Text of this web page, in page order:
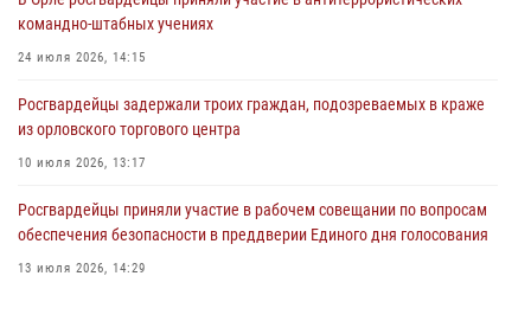
31 июля 2026, 13:16
командно-штабных учениях
24 июля 2026, 14:15
Росгвардейцы задержали троих граждан, подозреваемых в краже
из орловского торгового центра
10 июля 2026, 13:17
Росгвардейцы приняли участие в рабочем совещании по вопросам
обеспечения безопасности в преддверии Единого дня голосования
13 июля 2026, 14:29